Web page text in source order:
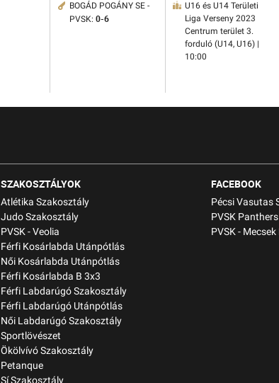
BOGÁD POGÁNY SE -
PVSK: 0-6
U16 és U14 Területi
Liga Verseny 2023
Centrum terület 3.
forduló (U14, U16) |
10:00
SZAKOSZTÁLYOK
Atlétika Szakosztály
Judo Szakosztály
PVSK - Veolia
Férfi Kosárlabda Utánpótlás
Női Kosárlabda Utánpótlás
Férfi Kosárlabda B 3x3
Férfi Labdarúgó Szakosztály
Férfi Labdarúgó Utánpótlás
Női Labdarúgó Szakosztály
Sportlövészet
Ökölvívó Szakosztály
Petanque
FACEBOOK
Pécsi Vasutas
PVSK Panthers
PVSK -